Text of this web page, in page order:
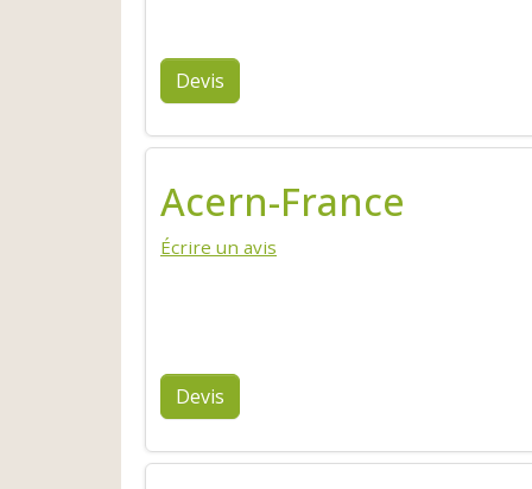
Devis
Acern-France
Écrire un avis
Devis